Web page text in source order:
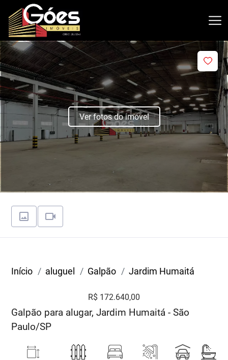
Ver fotos do imóvel
Início aluguel Galpão Jardim Humaitá
R$ 172.640,00
Galpão para alugar, Jardim Humaitá - São
Paulo/SP